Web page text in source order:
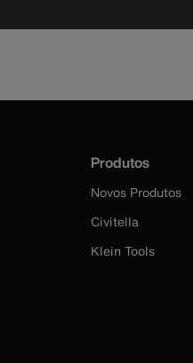
Produtos
Novos Produtos
Civitella
Klein Tools